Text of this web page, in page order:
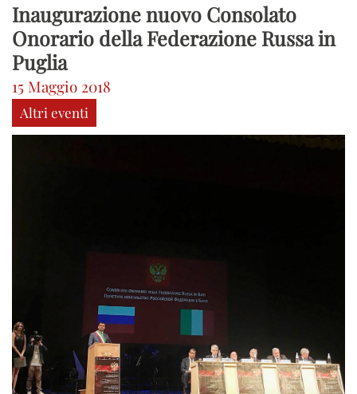
Inaugurazione nuovo Consolato
Onorario della Federazione Russa in
Puglia
15 Maggio 2018
Altri eventi